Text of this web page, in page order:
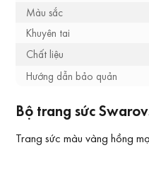
Màu sắc
Khuyên tai
Chất liệu
Hướng dẫn bảo quản
Bộ trang sức
Trang sức màu vàng hồng